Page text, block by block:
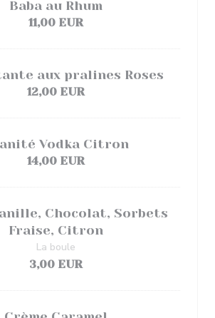
Baba au Rhum
11,00 EUR
aux pralines Roses
12,00 EUR
Vodka Citron
14,00 EUR
Chocolat, Sorbets
Fraise, Citron
3,00 EUR
La boule